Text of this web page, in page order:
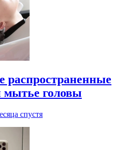
распространенные
головы
спустя